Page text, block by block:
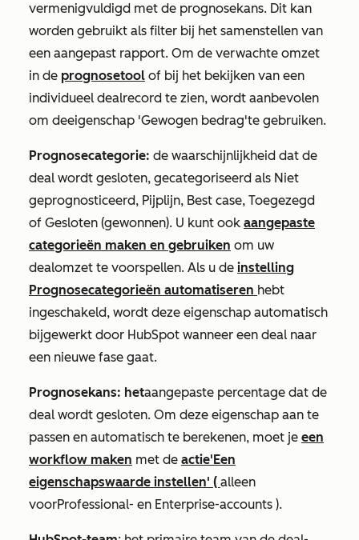
vermenigvuldigd met de prognosekans. Dit kan
worden gebruikt als filter bij het samenstellen van
een aangepast rapport. Om de verwachte omzet
in de prognosetool of bij het bekijken van een
individueel dealrecord te zien, wordt aanbevolen
om deeigenschap 'Gewogen bedrag'te gebruiken.
Prognosecategorie: de waarschijnlijkheid dat de
deal wordt gesloten, gecategoriseerd als Niet
geprognosticeerd, Pijplijn, Best case, Toegezegd
of Gesloten (gewonnen). U kunt ook aangepaste
categorieën maken en gebruiken om uw
dealomzet te voorspellen. Als u de instelling
Prognosecategorieën automatiseren hebt
ingeschakeld, wordt deze eigenschap automatisch
bijgewerkt door HubSpot wanneer een deal naar
een nieuwe fase gaat.
Prognosekans: hetaangepaste percentage dat de
deal wordt gesloten. Om deze eigenschap aan te
passen en automatisch te berekenen, moet je een
workflow maken met de actie'Een
eigenschapswaarde instellen' ( alleen
voorProfessional- en Enterprise-accounts ).